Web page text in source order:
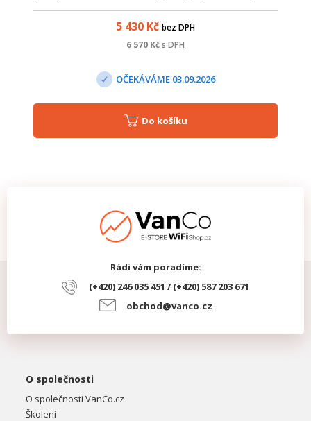
5 430 Kč bez DPH
6 570 Kčs DPH
OČEKÁVÁME 03.09.2026
Do košíku
Rádi vám poradíme:
(+420) 246 035 451 / (+420) 587 203 671
obchod@vanco.cz
O společnosti
O společnosti VanCo.cz
Školení